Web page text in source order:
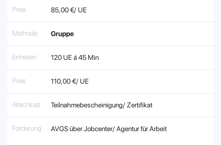
Preis 85,00 €/ UE
Methode Gruppe
Einheiten 120 UE á 45 Min
Preis 110,00 €/ UE
Abschluss Teilnahmebescheinigung/ Zertifikat
Förderung AVGS über Jobcenter/ Agentur für Arbeit